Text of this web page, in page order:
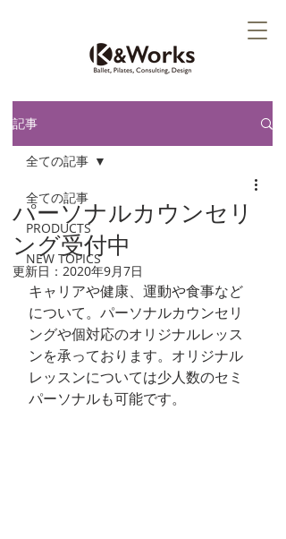
記事
全ての記事
PRODUCTS
NEW TOPICS
全ての記事
パーソナルカウンセリ
ング受付中
更新日： 2020年9月7日
キャリアや健康、運動や食事など
について。パーソナルカウンセリ
ングや個対応のオリジナルレッス
ンを承っております。オリジナル
レッスンについては少人数のセミ
パーソナルも可能です。